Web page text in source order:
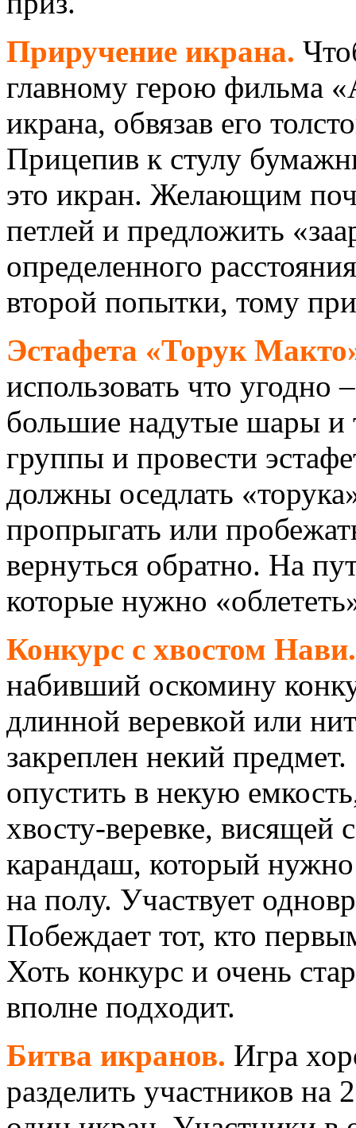
Приручение икрана.
главному герою фильма
икрана, обвязав его
Прицепив к стулу
это икран. Желающим
петлей и предложить
определенного
второй попытки, тому
Эстафета «Торук
использовать что
большие надутые шары и
группы и провести
должны оседлать
пропрыгать или
вернуться обратно. На
которые нужно
Конкурс с хвостом Нави.
набивший оскомину
длинной веревкой или
закреплен некий
опустить в некую
хвосту-веревке, висящей
карандаш, который
на полу. Участвует
Побеждает тот, кто
Хоть конкурс и очень
вполне подходит.
Битва икранов. Игра
разделить участников